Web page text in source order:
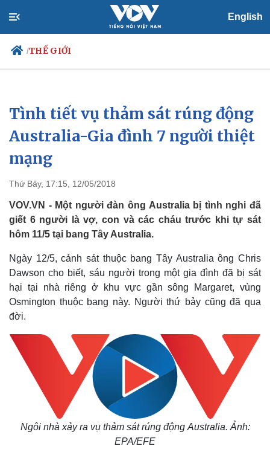
English
/THẾ GIỚI
Chính trị
Đảng
Tổ chức nhân sự
Quốc hội
Nhận diện sự thật
Xã hội
Tin 24h
Dự báo thời tiết
Tình tiết vụ thảm sát rúng động
Australia-Gia đình 7 người thiệt
mạng
Thứ Bảy, 17:15, 12/05/2018
VOV.VN - Một người đàn ông Australia bị tình nghi đã
giết 6 người là vợ, con và các cháu trước khi tự sát
hôm 11/5 tại bang Tây Australia.
Ngày 12/5, cảnh sát thuộc bang Tây Australia ông Chris
Dawson cho biết, sáu người trong một gia đình đã bị sát
hại tại nhà riêng ở khu vực gần sông Margaret, vùng
Osmington thuộc bang này. Người thứ bảy cũng đã qua
đời.
Ngôi nhà xảy ra vụ thảm sát rúng động Australia. Ảnh:
EPA/EFE